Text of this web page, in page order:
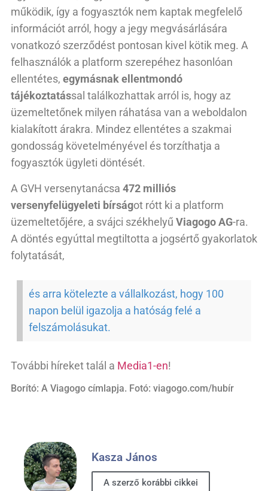
működik, így a fogyasztók nem kaptak megfelelő
információt arról, hogy a jegy megvásárlására
vonatkozó szerződést pontosan kivel kötik meg. A
felhasználók a platform szerepéhez hasonlóan
ellentétes, egymásnak ellentmondó
tájékoztatással találkozhattak arról is, hogy az
üzemeltetőnek milyen ráhatása van a weboldalon
kialakított árakra. Mindez ellentétes a szakmai
gondosság követelményével és torzíthatja a
fogyasztók ügyleti döntését.
A GVH versenytanácsa 472 milliós
versenyfelügyeleti bírságot rótt ki a platform
üzemeltetőjére, a svájci székhelyű Viagogo AG-ra.
A döntés egyúttal megtiltotta a jogsértő gyakorlatok
folytatását,
és arra kötelezte a vállalkozást, hogy 100
napon belül igazolja a hatóság felé a
felszámolásukat.
További híreket talál a Media1-en!
Borító: A Viagogo címlapja. Fotó: viagogo.com/hubír
Kasza János
A szerző korábbi cikkei